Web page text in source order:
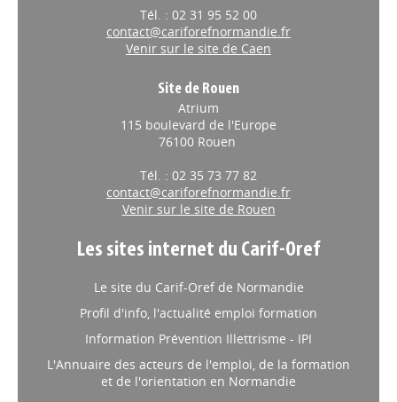
Tél. : 02 31 95 52 00
contact@cariforefnormandie.fr
Venir sur le site de Caen
Site de Rouen
Atrium
115 boulevard de l'Europe
76100 Rouen
Tél. : 02 35 73 77 82
contact@cariforefnormandie.fr
Venir sur le site de Rouen
Les sites internet du Carif-Oref
Le site du Carif-Oref de Normandie
Profil d'info, l'actualité emploi formation
Information Prévention Illettrisme - IPI
L'Annuaire des acteurs de l'emploi, de la formation
et de l'orientation en Normandie